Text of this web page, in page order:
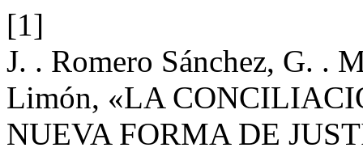
[1]
J. . Romero Sánchez, G. .
Limón, «LA
NUEVA FORMA DE